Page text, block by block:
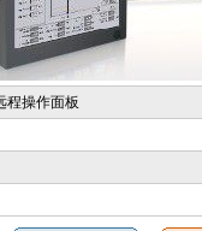
程操作面板